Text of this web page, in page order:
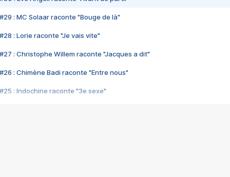
#29 : MC Solaar raconte "Bouge de là"
#28 : Lorie raconte "Je vais vite"
#27 : Christophe Willem raconte "Jacques a dit"
#26 : Chimène Badi raconte "Entre nous"
#25 : Indochine raconte "3e sexe"